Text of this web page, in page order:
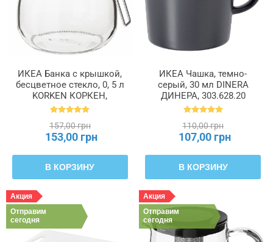
ИКЕА Банка с крышкой,
бесцветное стекло, 0, 5 л
KORKEN КОРКЕН,
702.135.45
157,00 грн
153,00 грн
В КОРЗИНУ
ИКЕА Чашка, темно-
серый, 30 мл DINERA
ДИНЕРА, 303.628.20
110,00 грн
107,00 грн
В КОРЗИНУ
Акция
Отправим
сегодня
Акция
Отправим
сегодня